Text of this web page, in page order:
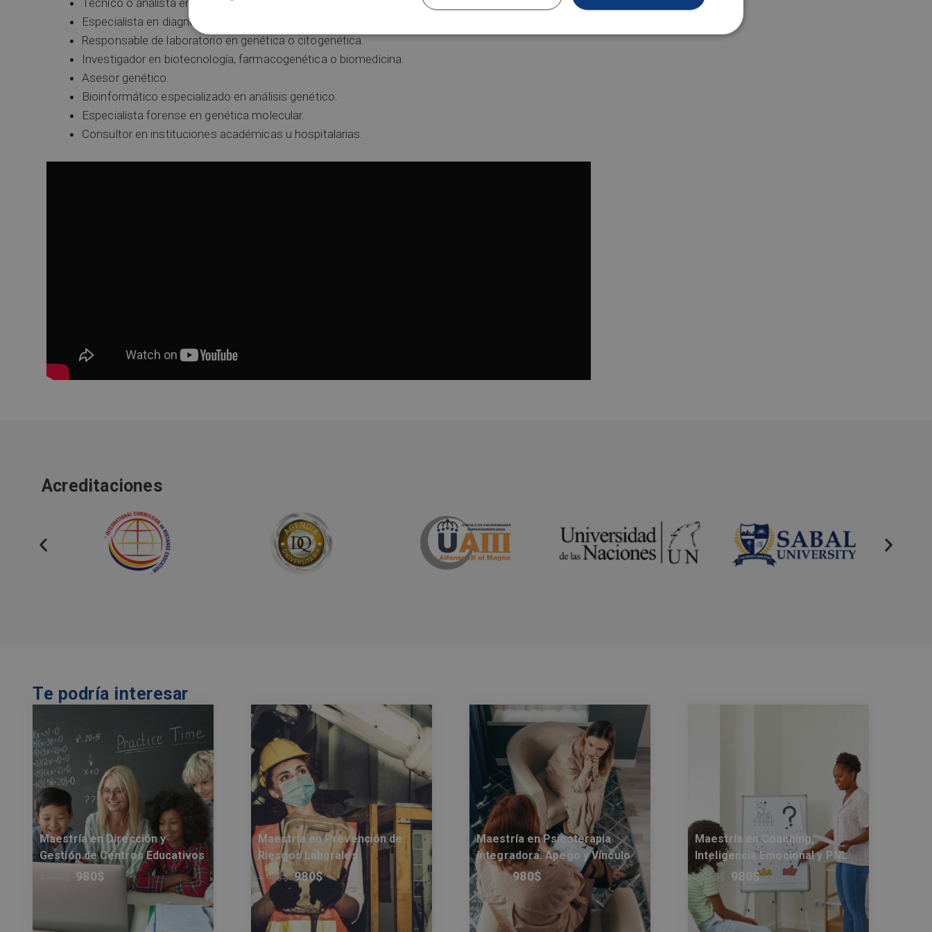
Técnico o analista en laboratorios de biología molecular.
Especialista en diagnóstico genético clínico.
Responsable de laboratorio en genética o citogenética.
Investigador en biotecnología, farmacogenética o biomedicina.
Asesor genético.
Bioinformático especializado en análisis genético.
Especialista forense en genética molecular.
Consultor en instituciones académicas u hospitalarias.
Acreditaciones
Te podría interesar
Maestría en Dirección y
Gestión de Centros Educativos
980$
Maestría en Prevención de
Riesgos Laborales
1.960$ 980$
Maestría en Psicoterapia
integradora. Apego y Vínculo
1.960 980$
Maestría en Coaching,
Inteligencia Emocional y PNL
1.960 980 $